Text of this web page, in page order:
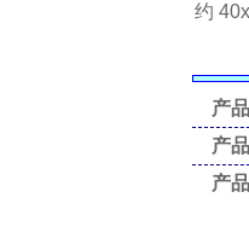
约
产品
产品
产品